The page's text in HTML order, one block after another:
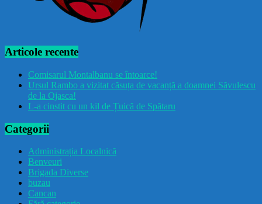
Articole recente
Comisarul Montalbanu se întoarce!
Ursul Rambo a vizitat căsuța de vacanță a doamnei Săvulescu
de la Ojasca!
L-a cinstit cu un kil de Țuică de Spătaru
Categorii
Administrația Localnică
Benveuri
Brigada Diverse
buzau
Cancan